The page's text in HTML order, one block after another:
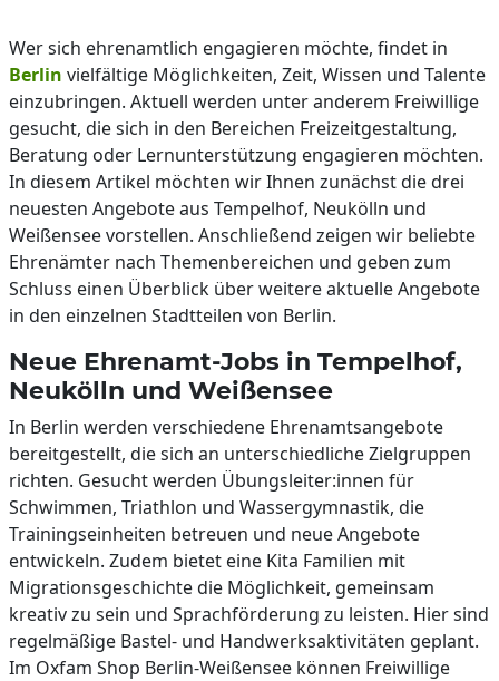
Wer sich ehrenamtlich engagieren möchte, findet in
Berlin vielfältige Möglichkeiten, Zeit, Wissen und Talente
einzubringen. Aktuell werden unter anderem Freiwillige
gesucht, die sich in den Bereichen Freizeitgestaltung,
Beratung oder Lernunterstützung engagieren möchten.
In diesem Artikel möchten wir Ihnen zunächst die drei
neuesten Angebote aus Tempelhof, Neukölln und
Weißensee vorstellen. Anschließend zeigen wir beliebte
Ehrenämter nach Themenbereichen und geben zum
Schluss einen Überblick über weitere aktuelle Angebote
in den einzelnen Stadtteilen von Berlin.
Neue Ehrenamt-Jobs in Tempelhof,
Neukölln und Weißensee
In Berlin werden verschiedene Ehrenamtsangebote
bereitgestellt, die sich an unterschiedliche Zielgruppen
richten. Gesucht werden Übungsleiter:innen für
Schwimmen, Triathlon und Wassergymnastik, die
Trainingseinheiten betreuen und neue Angebote
entwickeln. Zudem bietet eine Kita Familien mit
Migrationsgeschichte die Möglichkeit, gemeinsam
kreativ zu sein und Sprachförderung zu leisten. Hier sind
regelmäßige Bastel- und Handwerksaktivitäten geplant.
Im Oxfam Shop Berlin-Weißensee können Freiwillige